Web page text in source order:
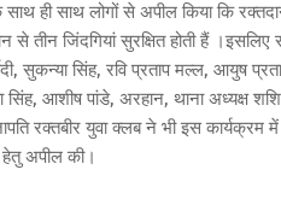
ही साथ लोगों से अपील किया कि
तीन जिंदगियां सुरक्षित होती हैं ।इसलिए
सुकन्या सिंह, रवि प्रताप मल्ल, आयुष
आशीष पांडे, अरहान, थाना अध्यक्ष
रक्तबीर युवा क्लब ने भी इस
अपील की।